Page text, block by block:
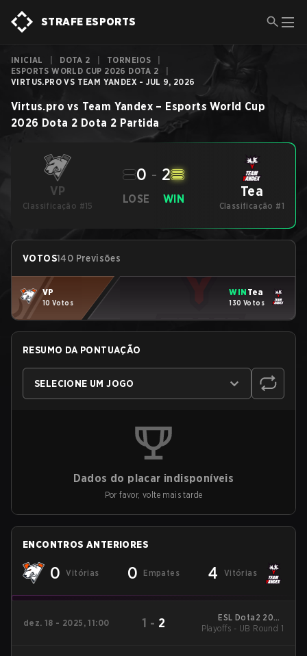
STRAFE ESPORTS
INICIAL DOTA 2 TORNEIOS
ESPORTS WORLD CUP 2026 DOTA 2
VIRTUS.PRO VS TEAM YANDEX - JUL 9, 2026
Virtus.pro vs Team Yandex – Esports World Cup
2026 Dota 2 Dota 2 Partida
VP
Classificação #15
LOSE
0 - 2
WIN Tea
Classificação #1
VOTOS140 Previsões
VP
10 Votos
WIN Tea
130 Votos
RESUMO DA PONTUAÇÃO
SELECIONE UM JOGO
Dados do placar indisponíveis
Por favor, volte mais tarde
ENCONTROS ANTERIORES
0 Vitórias 0 Empates 4 Vitórias
dez. 18 - 2025, 11:00 1 - 2
ESL Dota2 2025
DreamLeague Season
Playoffs - UB Round 1